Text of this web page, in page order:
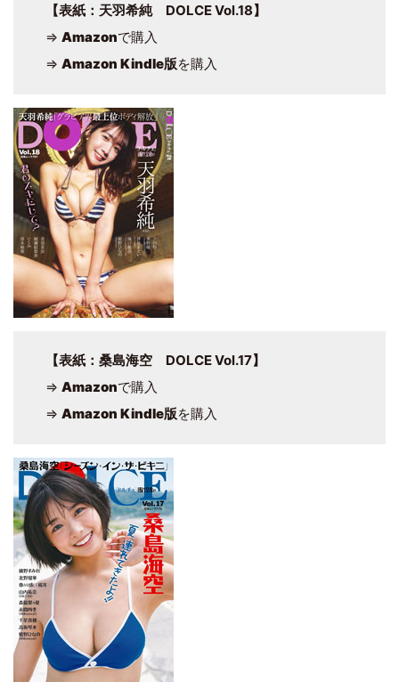
【表紙：天羽希純 DOLCE Vol.18】
⇒ Amazonで購入
⇒ Amazon Kindle版を購入
【表紙：桑島海空 DOLCE Vol.17】
⇒ Amazonで購入
⇒ Amazon Kindle版を購入